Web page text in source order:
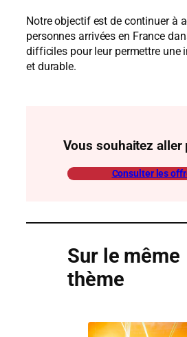
Notre objectif est de continuer à
personnes arrivées en France
difficiles pour leur permettre une
et durable.
Vous souhaitez aller
Consulter les
Sur le même
thème